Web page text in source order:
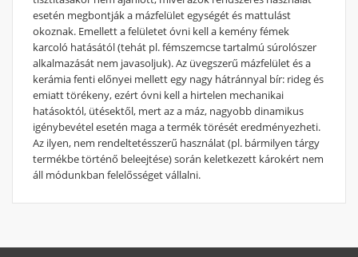
esetén megbontják a mázfelület egységét és mattulást
okoznak. Emellett a felületet óvni kell a kemény fémek
karcoló hatásától (tehát pl. fémszemcse tartalmú súrolószer
alkalmazását nem javasoljuk). Az üvegszerű mázfelület és a
kerámia fenti előnyei mellett egy nagy hátránnyal bír: rideg és
emiatt törékeny, ezért óvni kell a hirtelen mechanikai
hatásoktól, ütésektől, mert az a máz, nagyobb dinamikus
igénybevétel esetén maga a termék törését eredményezheti.
Az ilyen, nem rendeltetésszerű használat (pl. bármilyen tárgy
termékbe történő beleejtése) során keletkezett károkért nem
áll módunkban felelősséget vállalni.